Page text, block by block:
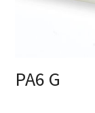
PA6 G